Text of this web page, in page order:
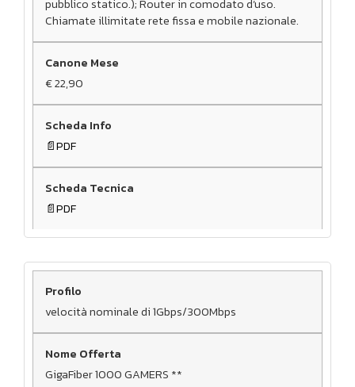
pubblico statico.); Router in comodato d’uso.
Chiamate illimitate rete fissa e mobile nazionale.
€ 22,90
PDF
PDF
velocità nominale di 1Gbps/300Mbps
GigaFiber 1000 GAMERS **